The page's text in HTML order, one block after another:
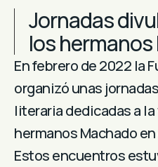
Jornadas
los
En febrero de 2022 la
organizó unas
literaria dedicadas a
hermanos Machado
Estos encuentros